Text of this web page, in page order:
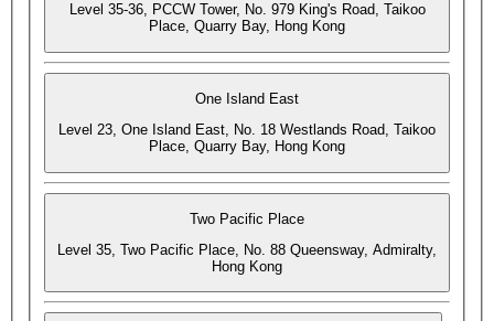
Level 35-36, PCCW Tower, No. 979 King's Road, Taikoo
Place, Quarry Bay, Hong Kong
One Island East
Level 23, One Island East, No. 18 Westlands Road, Taikoo
Place, Quarry Bay, Hong Kong
Two Pacific Place
Level 35, Two Pacific Place, No. 88 Queensway, Admiralty,
Hong Kong